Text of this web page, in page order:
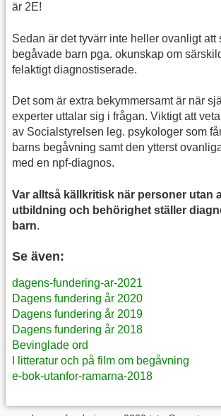
är 2E!
Sedan är det tyvärr inte heller ovanligt att
begåvade barn pga. okunskap om
felaktigt diagnostiserade.
Det som är extra bekymmersamt är när
experter uttalar sig i frågan. Viktigt att
av Socialstyrelsen leg. psykologer som
barns begåvning samt den ytterst
med en npf-diagnos.
Var alltså källkritisk när personer utan
utbildning och behörighet ställer
barn.
Se även:
dagens-fundering-ar-2021
Dagens fundering år 2020
Dagens fundering år 2019
Dagens fundering år 2018
Bevinglade ord
I litteratur och på film om begåvning
e-bok-utanfor-ramarna-2018